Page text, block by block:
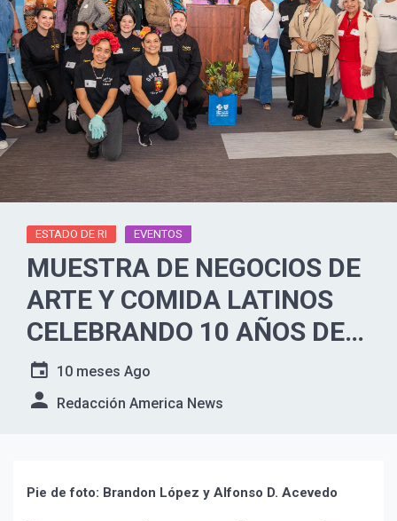
ESTADO DE RI EVENTOS
MUESTRA DE NEGOCIOS DE
ARTE Y COMIDA LATINOS
CELEBRANDO 10 AÑOS DE
LATIN@LINK EBRG
10 meses Ago
Redacción America News
Pie de foto: Brandon López y Alfonso D. Acevedo